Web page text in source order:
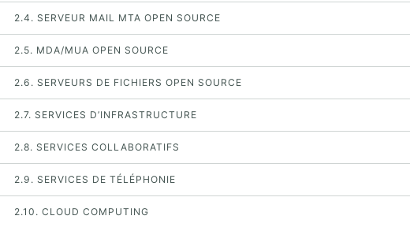
2.4. SERVEUR MAIL MTA OPEN SOURCE
2.5. MDA/MUA OPEN SOURCE
2.6. SERVEURS DE FICHIERS OPEN SOURCE
2.7. SERVICES D’INFRASTRUCTURE
2.8. SERVICES COLLABORATIFS
2.9. SERVICES DE TÉLÉPHONIE
2.10. CLOUD COMPUTING